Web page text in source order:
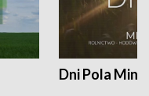
Dni Pola